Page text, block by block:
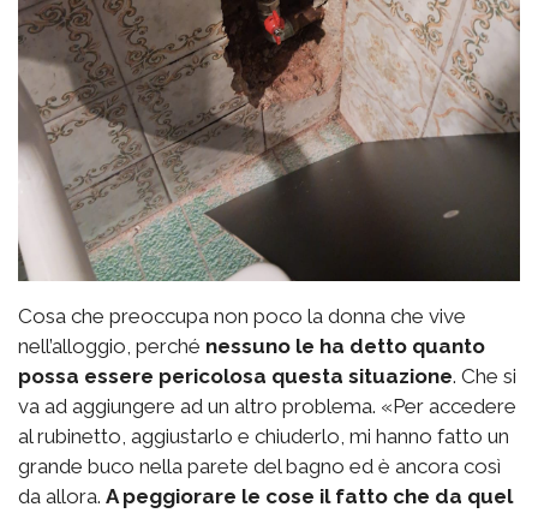
Cosa che preoccupa non poco la donna che vive
nell’alloggio, perché nessuno le ha detto quanto
possa essere pericolosa questa situazione. Che si
va ad aggiungere ad un altro problema. «Per accedere
al rubinetto, aggiustarlo e chiuderlo, mi hanno fatto un
grande buco nella parete del bagno ed è ancora così
da allora. A peggiorare le cose il fatto che da quel